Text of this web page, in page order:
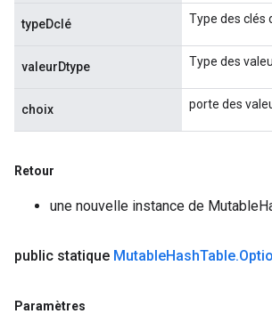
typeDclé Type des clés
valeurDtype Type des
choix porte des
Retour
une nouvelle instance de
public statique MutableHashTable.
Paramètres